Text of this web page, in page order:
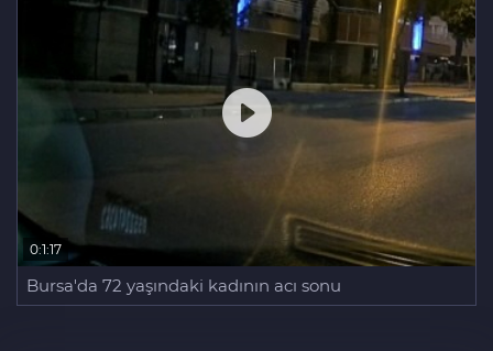
0:1:17
Bursa'da 72 yaşındaki kadının acı sonu